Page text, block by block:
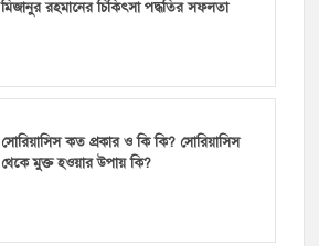
মিজানুর রহমানের চিকিৎসা পদ্ধতির সফলতা
সোরিয়াসিস কত প্রকার ও কি কি? সোরিয়াসিস
থেকে মুক্ত হওয়ার উপায় কি?